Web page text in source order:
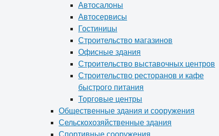
Автосалоны
Автосервисы
Гостиницы
Строительство магазинов
Офисные здания
Строительство выставочных центров
Строительство ресторанов и кафе
быстрого питания
Торговые центры
Общественные здания и сооружения
Сельскохозяйственные здания
Спортивные сооружения